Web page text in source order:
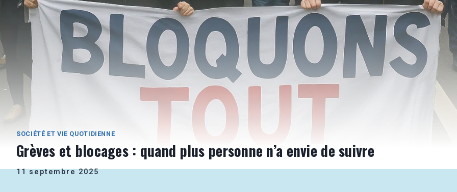
SOCIÉTÉ ET VIE QUOTIDIENNE
Grèves et blocages : quand plus personne n’a envie de suivre
11 septembre 2025